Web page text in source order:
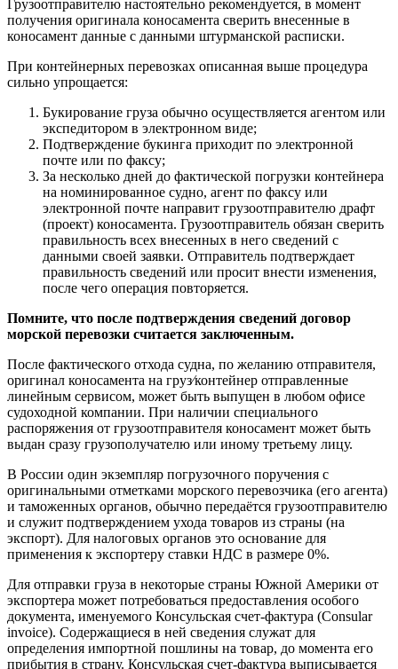
Грузоотправителю настоятельно рекомендуется, в момент
получения оригинала коносамента сверить внесенные в
коносамент данные с данными штурманской расписки.
При контейнерных перевозках описанная выше процедура
сильно упрощается:
Букирование груза обычно осуществляется агентом или
экспедитором в электронном виде;
Подтверждение букинга приходит по электронной
почте или по факсу;
За несколько дней до фактической погрузки контейнера
на номинированное судно, агент по факсу или
электронной почте направит грузоотправителю драфт
(проект) коносамента. Грузоотправитель обязан сверить
правильность всех внесенных в него сведений с
данными своей заявки. Отправитель подтверждает
правильность сведений или просит внести изменения,
после чего операция повторяется.
Помните, что после подтверждения сведений договор
морской перевозки считается заключенным.
После фактического отхода судна, по желанию отправителя,
оригинал коносамента на груз⁄контейнер отправленные
линейным сервисом, может быть выпущен в любом офисе
судоходной компании. При наличии специального
распоряжения от грузоотправителя коносамент может быть
выдан сразу грузополучателю или иному третьему лицу.
В России один экземпляр погрузочного поручения с
оригинальными отметками морского перевозчика (его агента)
и таможенных органов, обычно передаётся грузоотправителю
и служит подтверждением ухода товаров из страны (на
экспорт). Для налоговых органов это основание для
применения к экспортеру ставки НДС в размере 0%.
Для отправки груза в некоторые страны Южной Америки от
экспортера может потребоваться предоставления особого
документа, именуемого Консульская счет-фактура (Consular
invoice). Содержащиеся в ней сведения служат для
определения импортной пошлины на товар, до момента его
прибытия в страну. Консульская счет-фактура выписывается